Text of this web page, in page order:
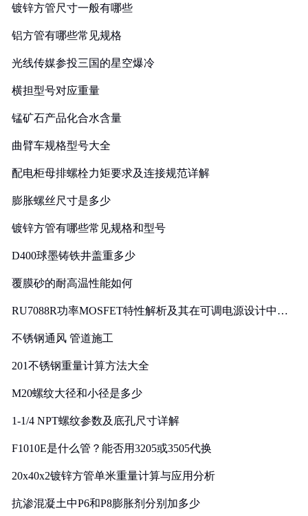
镀锌方管尺寸一般有哪些
铝方管有哪些常见规格
光线传媒参投三国的星空爆冷
横担型号对应重量
锰矿石产品化合水含量
曲臂车规格型号大全
配电柜母排螺栓力矩要求及连接规范详解
膨胀螺丝尺寸是多少
镀锌方管有哪些常见规格和型号
D400球墨铸铁井盖重多少
覆膜砂的耐高温性能如何
RU7088R功率MOSFET特性解析及其在可调电源设计中的
不锈钢通风 管道施工
201不锈钢重量计算方法大全
M20螺纹大径和小径是多少
1-1/4 NPT螺纹参数及底孔尺寸详解
F1010E是什么管？能否用3205或3505代换
20x40x2镀锌方管单米重量计算与应用分析
抗渗混凝土中P6和P8膨胀剂分别加多少